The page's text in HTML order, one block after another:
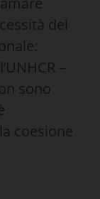
del
–
sono
coesione